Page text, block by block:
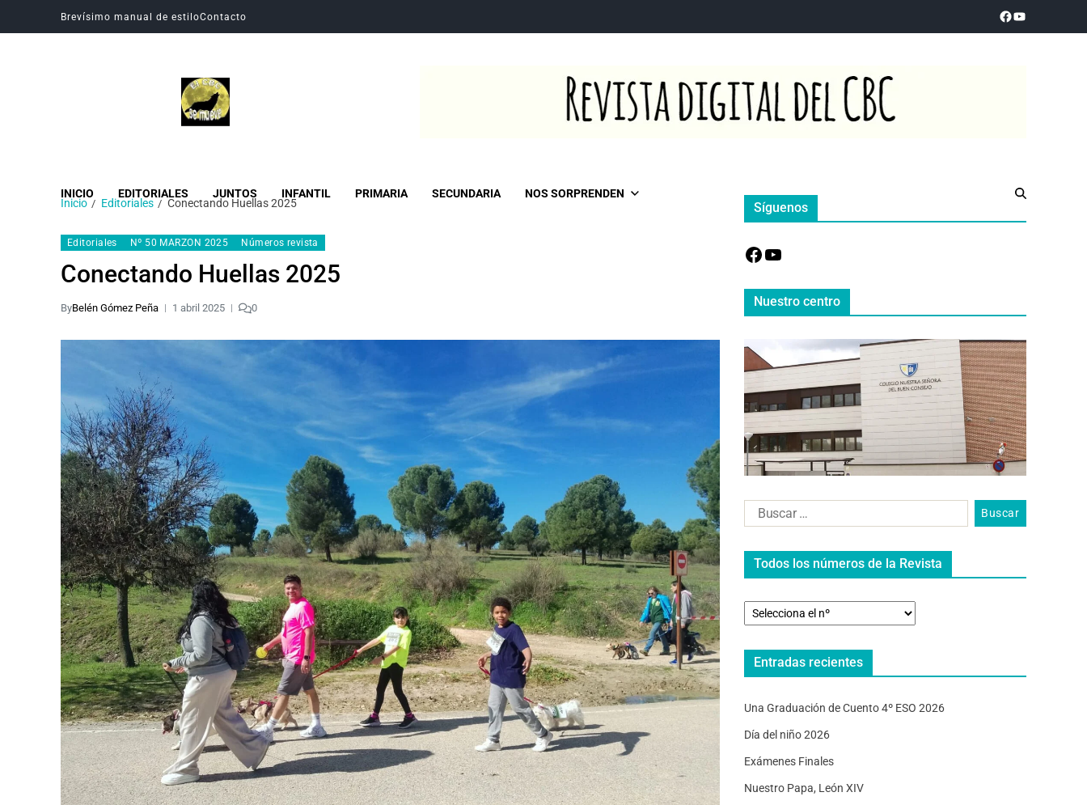
Brevísimo manual de estiloContacto
INICIO EDITORIALES JUNTOS INFANTIL PRIMARIA SECUNDARIA NOS SORPRENDEN
Inicio Editoriales Conectando Huellas 2025
Editoriales Nº 50 MARZON 2025 Números revista
Conectando Huellas 2025
ByBelén Gómez Peña 1 abril 2025 0
Síguenos
Nuestro centro
Todos los números de la Revista
Entradas recientes
Una Graduación de Cuento 4º ESO 2026
Día del niño 2026
Exámenes Finales
Nuestro Papa, León XIV